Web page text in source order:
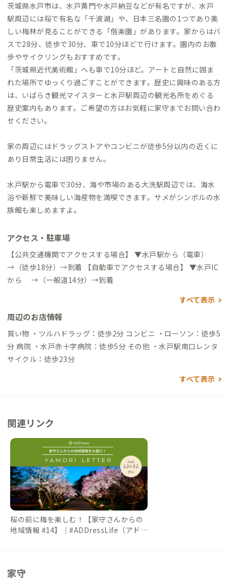
茨城県水戸市は、水戸黄門や水戸納豆などが有名ですが、水戸
駅周辺には桜で有名な「千波湖」や、日本三名園の1つであり美
しい梅林が見ることができる「偕楽園」があります。家からはバ
スで28分、徒歩で30分、車で10分ほどで行けます。園内のお散
歩やサイクリングもおすすめです。
「茨城県近代美術館」へも車で10分ほど。アートと自然に囲ま
れた場所でゆっくり過ごすことができます。歴史に興味のある方
は、いばらき観光マイスターと水戸駅周辺の観光名所をめぐる
歴史案内もあります。ご希望の方はお気軽に家守までお問い合わ
せください。
家の周辺にはドラッグストアやコンビニが徒歩5分以内の近くに
あり日常生活には困りません。
水戸駅から電車で30分、海や市場のある大洗駅周辺では、海水
浴や新鮮で美味しい海産物を満喫できます。サメがシンボルの水
族館も楽しめますよ。
アクセス・駐車場
【公共交通機関でアクセスする場合】 ▼水戸駅から（電車）
→（徒歩18分）→到着 【自動車でアクセスする場合】 ▼水戸IC
から →（一般道14分）→到着
すべて表示
周辺のお店情報
買い物 ・ツルハドラッグ：徒歩2分 コンビニ ・ローソン：徒歩5
分 病院 ・水戸赤十字病院：徒歩5分 その他 ・水戸駅南口レンタ
サイクル：徒歩23分
すべて表示
関連リンク
桜の前に梅を楽しむ！【家守さんからの
地域情報 #14】｜#ADDressLife（アドレ
家守